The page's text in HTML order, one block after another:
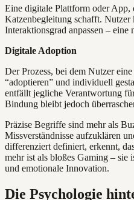
Eine digitale Plattform oder App,
Katzenbegleitung schafft. Nutzer
Interaktionsgrad anpassen –
Digitale Adoption
Der Prozess, bei dem Nutzer
“adoptieren” und individuell
entfällt jegliche Verantwortung
Bindung bleibt jedoch
Präzise Begriffe sind mehr als
Missverständnisse aufzuklären
differenziert definiert, erkennt,
mehr ist als bloßes Gaming – sie
und emotionale Innovation.
Die Psychologie